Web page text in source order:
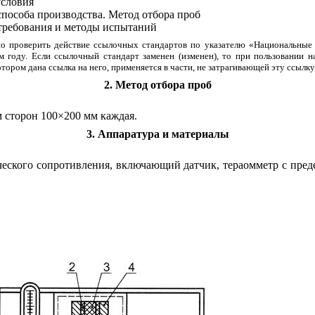
производства. Метод отбора проб
и методы испытаний
проверить действие ссылочных стандартов по указателю
Если ссылочный стандарт заменен (изменен), то при пользовании
дана ссылка на него, применяется в части, не затрагивающей эту
2. Метод отбора проб
100×200 мм каждая.
3. Аппаратура и материалы
сопротивления, включающий датчик, тераомметр с